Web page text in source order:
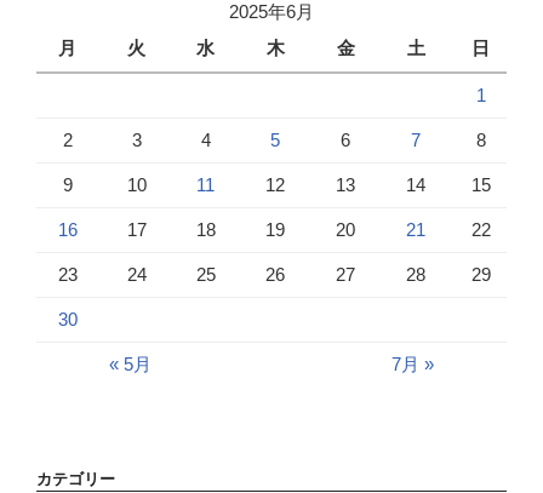
2025年6月
月
火 水 木 金 土 日
1
2 3 4 5 6 7 8
9 10 11 12 13 14 15
16 17 18 19 20 21 22
23 24 25 26 27 28 29
30
« 5月 7月 »
カテゴリー